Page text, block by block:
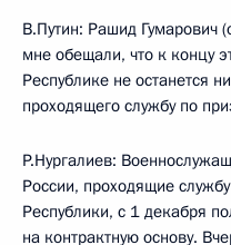
В.Путин: Рашид Гумарович
мне обещали, что к концу
Республике не останется
проходящего службу по
Р.Нургалиев:
России, проходящие
Республики, с 1 декабря
на контрактную основу.